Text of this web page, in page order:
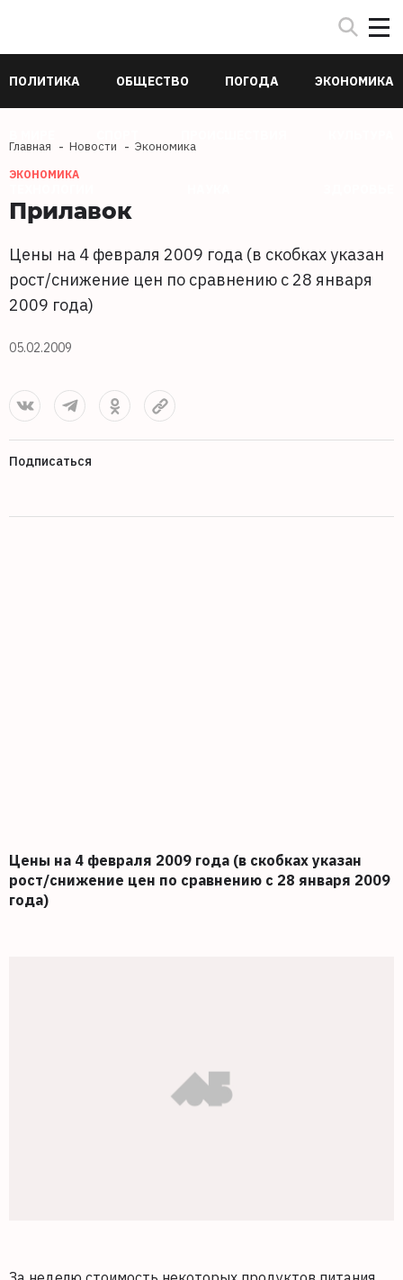
ПОЛИТИКА ОБЩЕСТВО ПОГОДА ЭКОНОМИКА
Главная Новости Экономика
ЭКОНОМИКА
Прилавок
Цены на 4 февраля 2009 года (в скобках указан
рост/снижение цен по сравнению с 28 января
2009 года)
05.02.2009
Подписаться
Цены на 4 февраля 2009 года (в скобках указан
рост/снижение цен по сравнению с 28 января 2009
года)